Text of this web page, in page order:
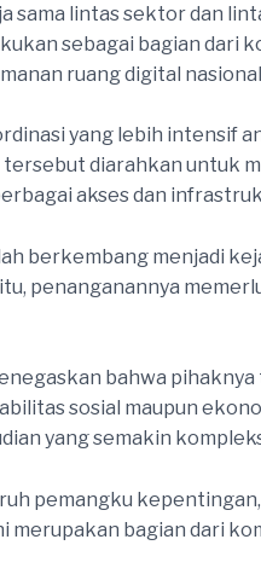
sama lintas sektor dan
sebagai bagian
ruang digital
yang lebih
diarahkan untuk
akses dan
berkembang menjadi
penanganannya
bahwa
sosial maupun
yang semakin
pemangku
merupakan bagian dari